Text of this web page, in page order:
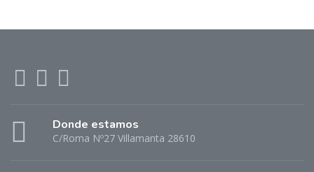
Donde estamos
C/Roma Nº27 Villamanta 28610